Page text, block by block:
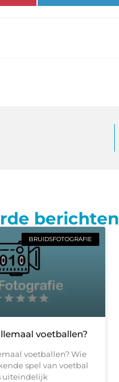
berichten
BRUIDSFOTOGRAFIE
voetballen?
voetballen? Wie
spel van voetbal
uiteindelijk